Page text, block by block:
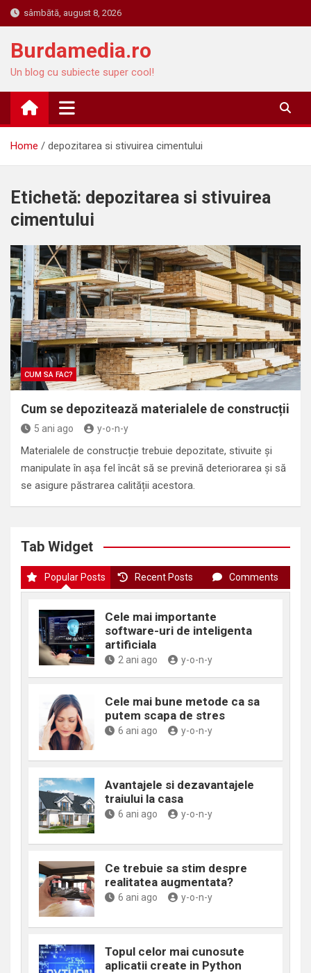
Skip
to
content
sâmbătă, august 8, 2026
Burdamedia.ro
Un blog cu subiecte super cool!
Home depozitarea si stivuirea cimentului
Etichetă: depozitarea si stivuirea
cimentului
CUM SA FAC?
Cum se depozitează materialele de construcții
5 ani ago y-o-n-y
Materialele de construcție trebuie depozitate, stivuite și
manipulate în așa fel încât să se prevină deteriorarea și să
se asigure păstrarea calității acestora.
Tab Widget
Popular Posts Recent Posts Comments
Cele mai importante
software-uri de inteligenta
artificiala
2 ani ago y-o-n-y
Cele mai bune metode ca sa
putem scapa de stres
6 ani ago y-o-n-y
Avantajele si dezavantajele
traiului la casa
6 ani ago y-o-n-y
Ce trebuie sa stim despre
realitatea augmentata?
6 ani ago y-o-n-y
Topul celor mai cunosute
aplicatii create in Python